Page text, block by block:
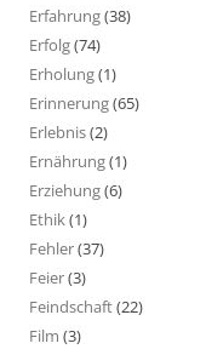
Erfahrung(38)
Erfolg(74)
Erholung(1)
Erinnerung(65)
Erlebnis(2)
Ernährung(1)
Erziehung(6)
Ethik(1)
Fehler(37)
Feier(3)
Feindschaft(22)
Film (3)